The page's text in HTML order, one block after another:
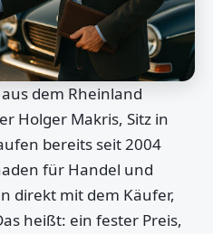
dem Rheinland
Holger Makris, Sitz in
bereits seit 2004
für Handel und
direkt mit dem Käufer,
heißt: ein fester Preis,